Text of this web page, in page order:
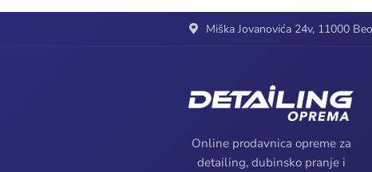
Miška Jovanovića 24v, 11000
Online prodavnica opreme za
detailing, dubinsko pranje i